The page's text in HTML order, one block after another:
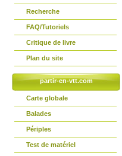
Recherche
FAQ/Tutoriels
Critique de livre
Plan du site
partir-en-vtt.com
Carte globale
Balades
Périples
Test de matériel